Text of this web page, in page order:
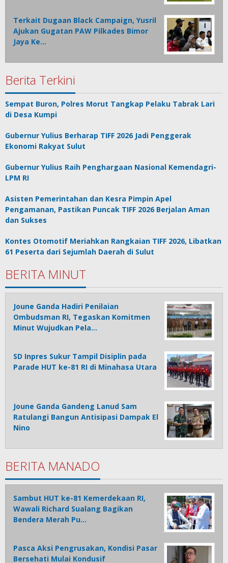
Terkait Dugaan Black Campaign, Yusril
Ajukan Gugatan PAW Pilkades Bimor
Jaya Ke…
Berita Terkini
Sempat Buron, Polres Morut Tangkap Pelaku Tabrak Lari
di Desa Kumpi
Gubernur Yulius Berharap TIFF 2026 Jadi Penggerak
Ekonomi Rakyat Sulut
Gubernur Yulius Raih Penghargaan Nasional Kemendagri-
LPM RI
Asisten Pemerintahan dan Kesra Pimpin Apel
Pengamanan, Pastikan Puncak TIFF 2026 Berjalan Aman
dan Sukses
Kontes Otomotif Meriahkan Rangkaian TIFF 2026, Libatkan
61 Peserta dari Sejumlah Daerah di Sulut
BERITA MINUT
Joune Ganda Hadiri Penilaian
Ombudsman RI, Tegaskan Komitmen
Minut Wujudkan Pela…
SD Inpres Sukur Tampil Disiplin pada
Parade HUT ke-81 RI di Minahasa Utara
Joune Ganda Gandeng Lanud Sam
Ratulangi Bangun Antisipasi Dampak El
Nino
BERITA MANADO
Sambut HUT ke-81 Kemerdekaan RI,
Wawali Richard Sualang Bagikan
Bendera Merah Pu…
Pasca Aksi Pengrusakan, Kondisi Pasar
Bersehati Mulai Kondusif